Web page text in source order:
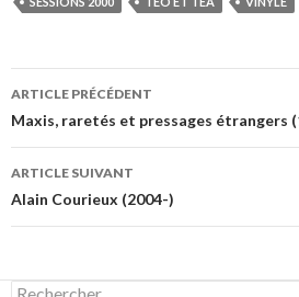
Navigation
des
articles
ARTICLE PRÉCÉDENT
Maxis, raretés et pressages étrangers
ARTICLE SUIVANT
Alain Courieux (2004-)
Rechercher :